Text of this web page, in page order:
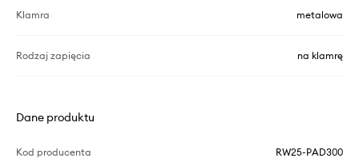
Klamra metalowa
Rodzaj zapięcia na klamrę
Dane produktu
Kod producenta RW25-PAD300